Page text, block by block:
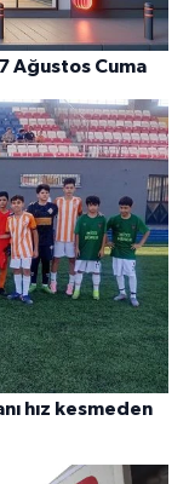
Ağustos Cuma
hız kesmeden